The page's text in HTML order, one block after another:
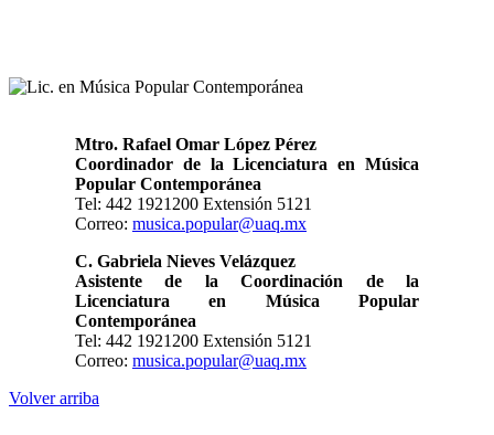
Mtro. Rafael Omar López Pérez
Coordinador de la Licenciatura en Música
Popular Contemporánea
Tel: 442 1921200 Extensión 5121
Correo: musica.popular@uaq.mx
C. Gabriela Nieves Velázquez
Asistente de la Coordinación de la
Licenciatura en Música Popular
Contemporánea
Tel: 442 1921200 Extensión 5121
Correo: musica.popular@uaq.mx
Volver arriba